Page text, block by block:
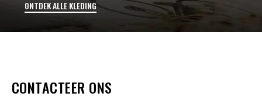
ONTDEK ALLE KLEDING
CONTACTEER ONS